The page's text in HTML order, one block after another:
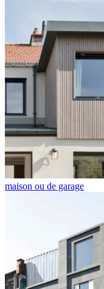
maison ou de garage